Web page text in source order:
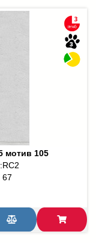
мотив 105
RC2
67